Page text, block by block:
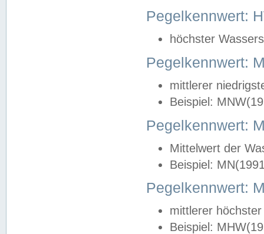
Pegelkennwert:
höchster
Pegelkennwert:
mittlerer
Beispiel:
Pegelkennwert:
Mittelwert der
Beispiel:
Pegelkennwert:
mittlerer
Beispiel: